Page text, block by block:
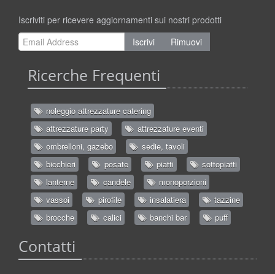
Iscriviti per ricevere aggiornamenti sui nostri prodotti
Iscrivi
Rimuovi
Ricerche Frequenti
noleggio attrezzature catering
attrezzature party
attrezzature eventi
ombrelloni, gazebo
sedie, tavoli
bicchieri
posate piatti
sottopiatti
lanterne
candele
monoporzioni
vassoi
pirofile insalatiera
tazzine
brocche
calici banchi bar puff
Contatti